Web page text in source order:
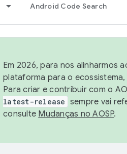
Android Code Search
Em 2026, para nos alinharmos
plataforma para o
Para criar e contribuir com o
latest-release sempre vai
consulte Mudanças no AOSP.